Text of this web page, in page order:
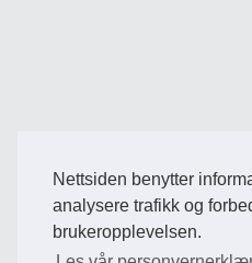
Nettsiden benytter
analysere trafikk og
brukeropplevelsen.